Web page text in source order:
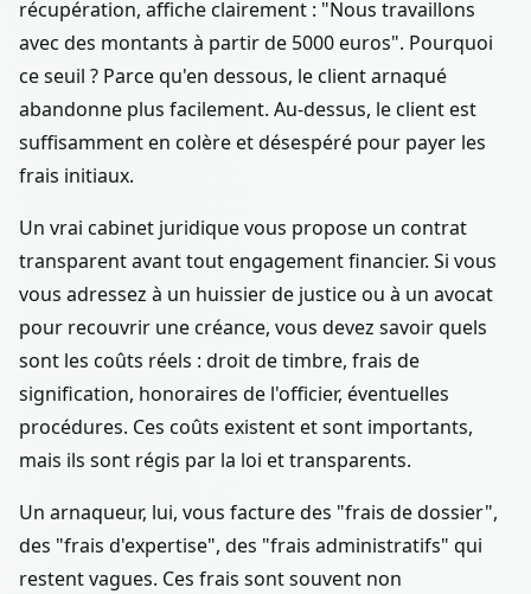
récupération, affiche clairement : "Nous travaillons
avec des montants à partir de 5000 euros". Pourquoi
ce seuil ? Parce qu'en dessous, le client arnaqué
abandonne plus facilement. Au-dessus, le client est
suffisamment en colère et désespéré pour payer les
frais initiaux.
Un vrai cabinet juridique vous propose un contrat
transparent avant tout engagement financier. Si vous
vous adressez à un huissier de justice ou à un avocat
pour recouvrir une créance, vous devez savoir quels
sont les coûts réels : droit de timbre, frais de
signification, honoraires de l'officier, éventuelles
procédures. Ces coûts existent et sont importants,
mais ils sont régis par la loi et transparents.
Un arnaqueur, lui, vous facture des "frais de dossier",
des "frais d'expertise", des "frais administratifs" qui
restent vagues. Ces frais sont souvent non